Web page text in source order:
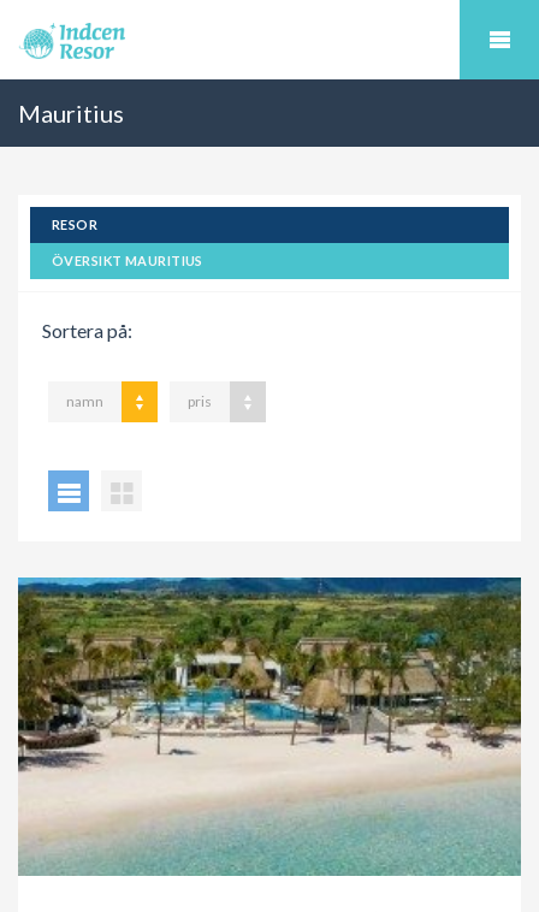
Mauritius
RESOR
ÖVERSIKT MAURITIUS
Sortera på:
namn pris